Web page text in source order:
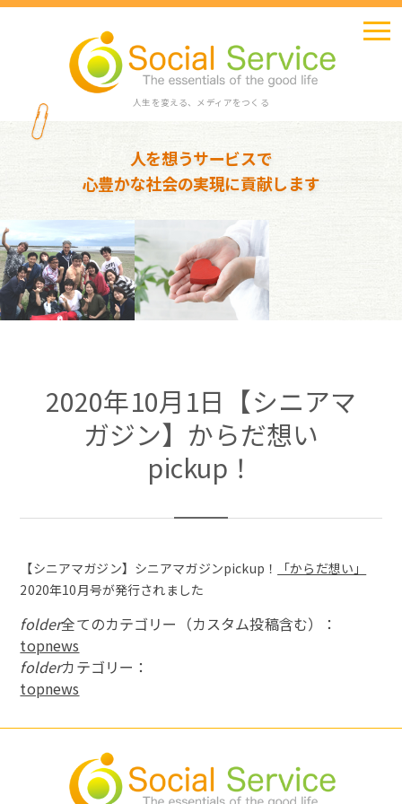
人生を変える、メディアをつくる
人を想うサービスで
心豊かな社会の実現に貢献します
2020年10月1日【シニアマ
ガジン】からだ想い
pickup！
【シニアマガジン】シニアマガジンpickup！
「からだ想い」
2020年10月号が発行されました
folder全てのカテゴリー（カスタム投稿含む）：
topnews
folderカテゴリー：
topnews